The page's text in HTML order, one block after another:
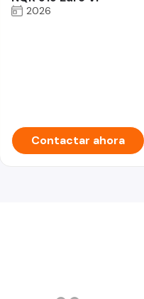
2026
Contactar ahora